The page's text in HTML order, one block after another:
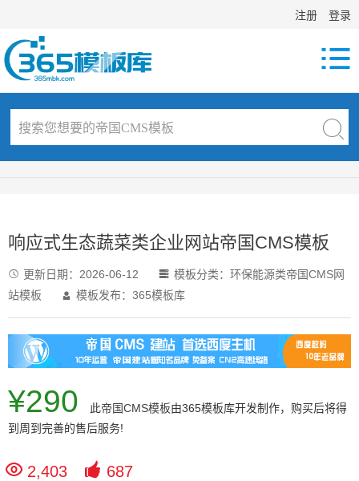
注册 登录

响应式生态蔬菜类企业网站帝国CMS模板
 更新日期： 2026-06-12  模板分类： 环保能源类帝国CMS网
站模板
 模板发布：365模板库
¥290 此帝国CMS模板由365模板库开发制作，购买后将得
到周到完善的售后服务!
 2,403  687